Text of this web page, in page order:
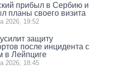
прибыл в Сербию и
планы своего визита
2026, 19:52
защиту
после инцидента с
в Лейпциге
2026, 18:45